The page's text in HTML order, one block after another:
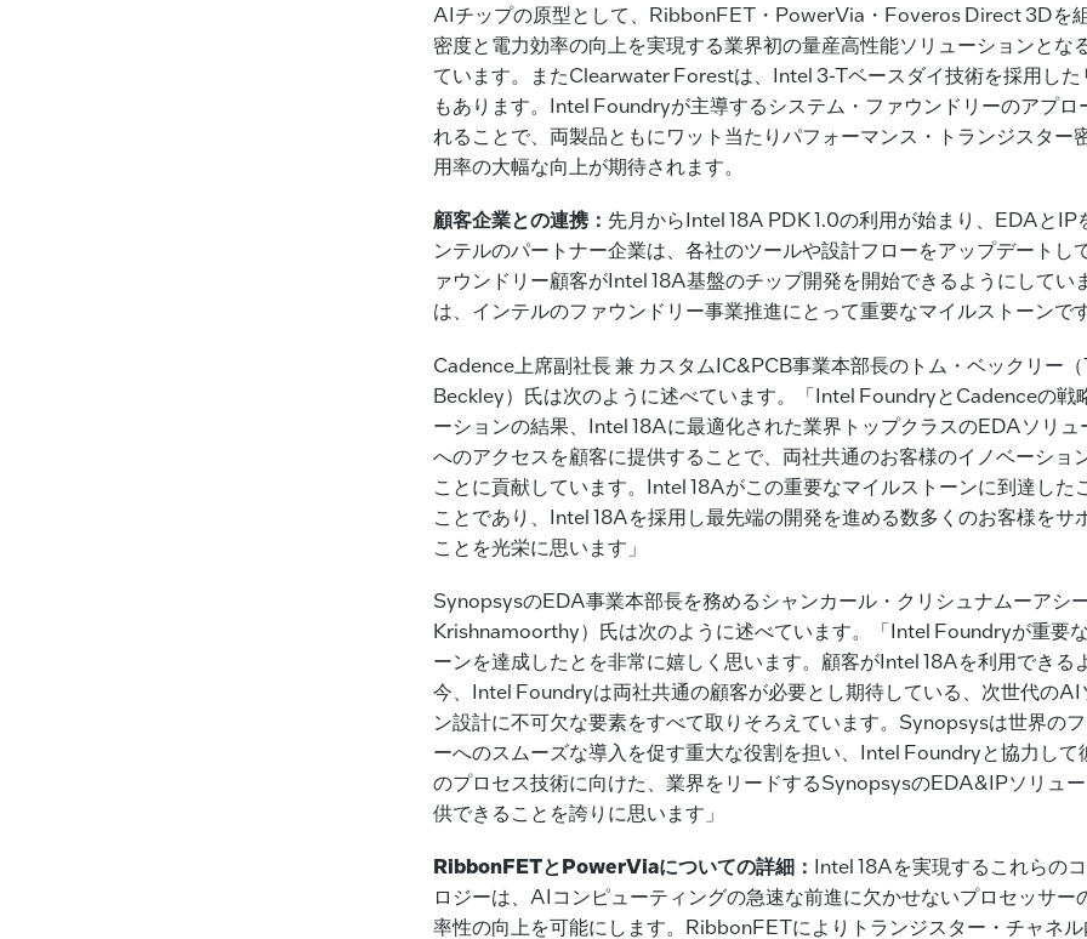
AIチップの原型として、RibbonFET・PowerVia・Foveros Direct 3Dを組
密度と電力効率の向上を実現する業界初の量産高性能ソリューションとな
ています。またClearwater Forestは、Intel 3-Tベースダイ技術を採用した
もあります。Intel Foundryが主導するシステム・ファウンドリーのアプロ
れることで、両製品ともにワット当たりパフォーマンス・トランジスター
用率の大幅な向上が期待されます。
顧客企業との連携： 先月からIntel 18A PDK 1.0の利用が始まり、EDAとIP
ンテルのパートナー企業は、各社のツールや設計フローをアップデートし
ァウンドリー顧客がIntel 18A基盤のチップ開発を開始できるようにしてい
は、インテルのファウンドリー事業推進にとって重要なマイルストーンです
Cadence上席副社長 兼 カスタムIC&PCB事業本部長のトム・ベックリー
Beckley）氏は次のように述べています。「Intel FoundryとCadenceの戦
ーションの結果、Intel 18Aに最適化された業界トップクラスのEDAソリュ
へのアクセスを顧客に提供することで、両社共通のお客様のイノベーショ
ことに貢献しています。Intel 18Aがこの重要なマイルストーンに到達した
ことであり、Intel 18Aを採用し最先端の開発を進める数多くのお客様をサ
ことを光栄に思います」
SynopsysのEDA事業本部長を務めるシャンカール・クリシュナムーアシ
Krishnamoorthy）氏は次のように述べています。「Intel Foundryが重要
ーンを達成したとを非常に嬉しく思います。顧客がIntel 18Aを利用できる
今、Intel Foundryは両社共通の顧客が必要とし期待している、次世代のAI
ン設計に不可欠な要素をすべて取りそろえています。Synopsysは世界の
ーへのスムーズな導入を促す重大な役割を担い、Intel Foundryと協力して
のプロセス技術に向けた、業界をリードするSynopsysのEDA&IPソリュ
供できることを誇りに思います」
RibbonFETとPowerViaについての詳細： Intel 18Aを実現するこれらの
ロジーは、AIコンピューティングの急速な前進に欠かせないプロセッサー
率性の向上を可能にします。RibbonFETによりトランジスター・チャネ